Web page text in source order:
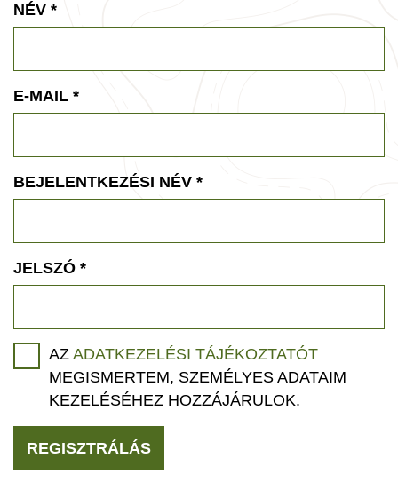
NÉV *
E-MAIL *
BEJELENTKEZÉSI NÉV *
JELSZÓ *
AZ ADATKEZELÉSI TÁJÉKOZTATÓT
MEGISMERTEM, SZEMÉLYES ADATAIM
KEZELÉSÉHEZ HOZZÁJÁRULOK.
REGISZTRÁLÁS